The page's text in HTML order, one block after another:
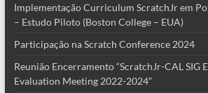
Implementação Curriculum ScratchJr em
– Estudo Piloto (Boston College – EUA)
Participação na Scratch Conference 2024
Reunião Encerramento “ScratchJr-CAL SIG
Evaluation Meeting 2022-2024”